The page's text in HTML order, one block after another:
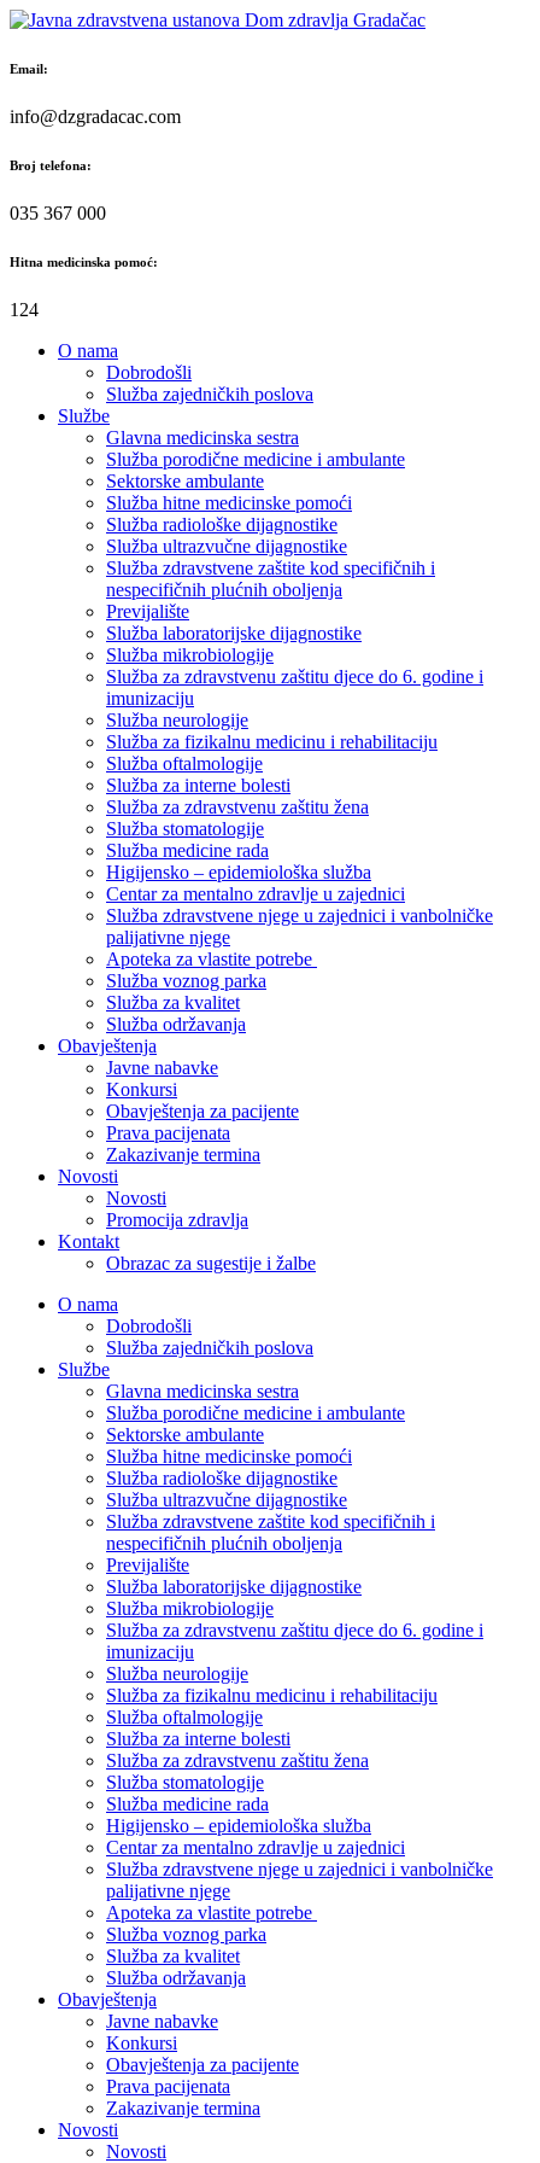
Skip
content
Email:
info@dzgradacac.com
Broj telefona:
035 367 000
Hitna medicinska pomoć:
124
O nama
Dobrodošli
Služba zajedničkih poslova
Službe
Glavna medicinska sestra
Služba porodične medicine i ambulante
Sektorske ambulante
Služba hitne medicinske pomoći
Služba radiološke dijagnostike
Služba ultrazvučne dijagnostike
Služba zdravstvene zaštite kod specifičnih i
nespecifičnih plućnih oboljenja
Previjalište
Služba laboratorijske dijagnostike
Služba mikrobiologije
Služba za zdravstvenu zaštitu djece do 6. godine i
imunizaciju
Služba neurologije
Služba za fizikalnu medicinu i rehabilitaciju
Služba oftalmologije
Služba za interne bolesti
Služba za zdravstvenu zaštitu žena
Služba stomatologije
Služba medicine rada
Higijensko – epidemiološka služba
Centar za mentalno zdravlje u zajednici
Služba zdravstvene njege u zajednici i vanbolničke
palijativne njege
Apoteka za vlastite potrebe
Služba voznog parka
Služba za kvalitet
Služba održavanja
Obavještenja
Javne nabavke
Konkursi
Obavještenja za pacijente
Prava pacijenata
Zakazivanje termina
Novosti
Novosti
Promocija zdravlja
Kontakt
Obrazac za sugestije i žalbe
O nama
Dobrodošli
Služba zajedničkih poslova
Službe
Glavna medicinska sestra
Služba porodične medicine i ambulante
Sektorske ambulante
Služba hitne medicinske pomoći
Služba radiološke dijagnostike
Služba ultrazvučne dijagnostike
Služba zdravstvene zaštite kod specifičnih i
nespecifičnih plućnih oboljenja
Previjalište
Služba laboratorijske dijagnostike
Služba mikrobiologije
Služba za zdravstvenu zaštitu djece do 6. godine i
imunizaciju
Služba neurologije
Služba za fizikalnu medicinu i rehabilitaciju
Služba oftalmologije
Služba za interne bolesti
Služba za zdravstvenu zaštitu žena
Služba stomatologije
Služba medicine rada
Higijensko – epidemiološka služba
Centar za mentalno zdravlje u zajednici
Služba zdravstvene njege u zajednici i vanbolničke
palijativne njege
Apoteka za vlastite potrebe
Služba voznog parka
Služba za kvalitet
Služba održavanja
Obavještenja
Javne nabavke
Konkursi
Obavještenja za pacijente
Prava pacijenata
Zakazivanje termina
Novosti
Novosti